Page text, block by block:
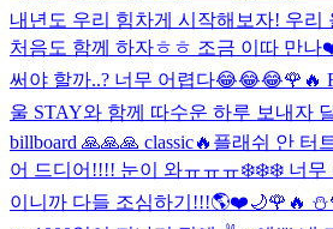
내년도 우리 힘차게 시작해보자! 우리
처음도 함께 하자ㅎㅎ 조금 이따 만나
써야 할까..? 너무 어렵다😂😂😂🌹🔥
울 STAY와 함께 따수운 하루 보내자
billboard 🙏🙏🙏 classic🔥 플래쉬 안 터
어 드디어!!!! 눈이 와ㅠㅠㅠ❄️❄️❄️ 너무
이니까 다들 조심하기!!!🌎❤️🌙🌹🔥 ⛄️